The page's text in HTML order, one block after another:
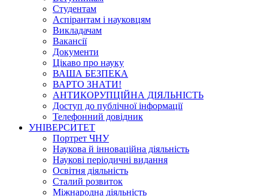
Студентам
Аспірантам і науковцям
Викладачам
Вакансії
Документи
Цікаво про науку
ВАША БЕЗПЕКА
ВАРТО ЗНАТИ!
АНТИКОРУПЦІЙНА ДІЯЛЬНІСТЬ
Доступ до публічної інформації
Телефонний довідник
УНІВЕРСИТЕТ
Портрет ЧНУ
Наукова й інноваційна діяльність
Наукові періодичні видання
Освітня діяльність
Сталий розвиток
Міжнародна діяльність